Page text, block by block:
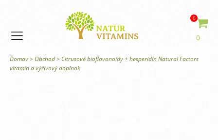
0
0
Domov> Obchod> Citrusové bioflavonoidy + hesperidín Natural Factors
vitamín a výživový doplnok